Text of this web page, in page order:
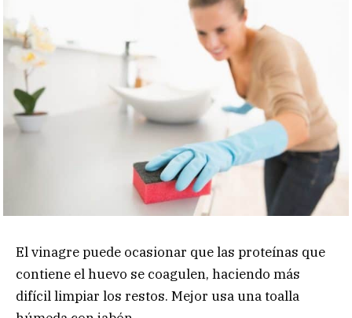
El vinagre puede ocasionar que las proteínas que
contiene el huevo se coagulen, haciendo más
difícil limpiar los restos. Mejor usa una toalla